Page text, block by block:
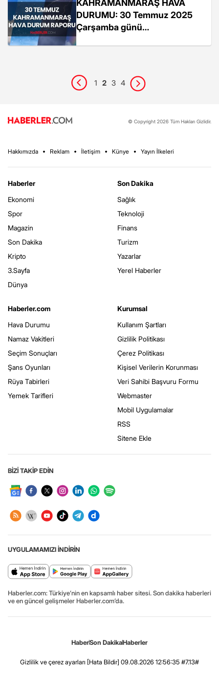
KAHRAMANMARAŞ HAVA
DURUMU: 30 Temmuz 2025
Çarşamba günü
1 2 3 4
© Copyright 2026 Tüm Hakları Gizlidir.
Hakkımızda Reklam İletişim Künye Yayın İlkeleri
Haberler
Ekonomi
Spor
Magazin
Son Dakika
Kripto
3.Sayfa
Dünya
Son Dakika
Sağlık
Teknoloji
Finans
Turizm
Yazarlar
Yerel Haberler
Haberler.com
Hava Durumu
Namaz Vakitleri
Seçim Sonuçları
Şans Oyunları
Rüya Tabirleri
Yemek Tarifleri
Kurumsal
Kullanım Şartları
Gizlilik Politikası
Çerez Politikası
Kişisel Verilerin Korunması
Veri Sahibi Başvuru Formu
Webmaster
Mobil Uygulamalar
RSS
Sitene Ekle
BİZİ TAKİP EDİN
UYGULAMAMIZI İNDİRİN
Haberler.com: Türkiye’nin en kapsamlı haber sitesi. Son dakika haberleri
ve en güncel gelişmeler Haberler.com’da.
HaberSon DakikaHaberler
Gizlilik ve çerez ayarları [Hata Bildir] 09.08.2026 12:56:35 #7.13#